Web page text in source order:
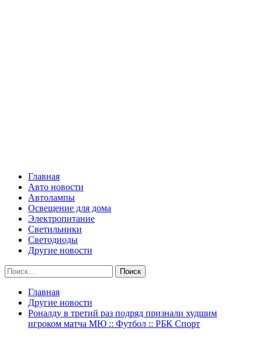
Главная
Авто новости
Автолампы
Освещение для дома
Электропитание
Светильники
Светодиоды
Другие новости
Найти:
Главная
Другие новости
Роналду в третий раз подряд признали худшим
игроком матча МЮ :: Футбол :: РБК Спорт